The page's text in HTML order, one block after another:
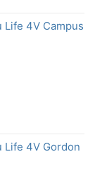
Life 4V Campus
Life 4V Gordon